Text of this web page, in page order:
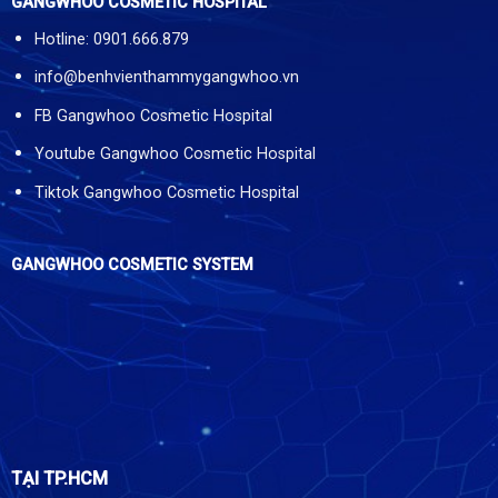
Hotline: 0901.666.879
info@benhvienthammygangwhoo.vn
FB Gangwhoo Cosmetic Hospital
Youtube Gangwhoo Cosmetic Hospital
Tiktok Gangwhoo Cosmetic Hospital
GANGWHOO COSMETIC SYSTEM
TẠI TP.HCM